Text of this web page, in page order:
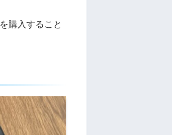
を購入すること